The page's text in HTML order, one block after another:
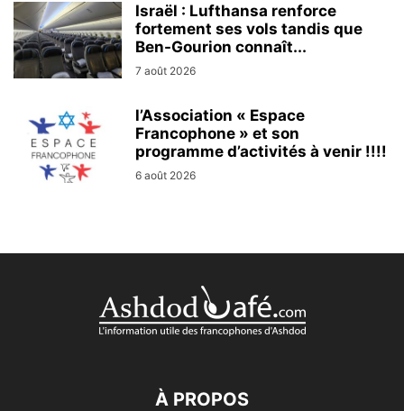
Israël : Lufthansa renforce
fortement ses vols tandis que
Ben-Gourion connaît...
7 août 2026
l’Association « Espace
Francophone » et son
programme d’activités à venir !!!!
6 août 2026
À PROPOS